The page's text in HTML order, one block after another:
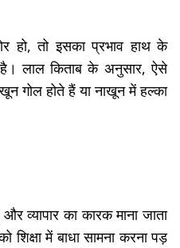
हो, तो इसका प्रभाव हाथ के
लाल किताब के अनुसार, ऐसे
गोल होते हैं या नाखून में हल्का
व्यापार का कारक माना जाता
में बाधा सामना करना पड़